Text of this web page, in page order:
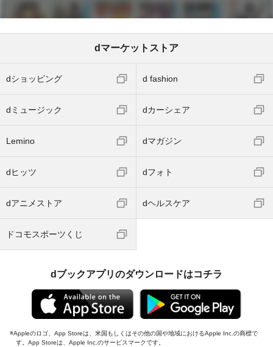
dマーケットストア
dショッピング d fashion
dミュージック dカーシェア
Lemino dマガジン
dヒッツ dフォト
dアニメストア dヘルスケア
ドコモスポーツくじ
dブックアプリのダウンロードはコチラ
Appleのロゴ、App Storeは、米国もしくはその他の国や地域におけるApple Inc.の商標で
す。App Storeは、Apple Inc.のサービスマークです。